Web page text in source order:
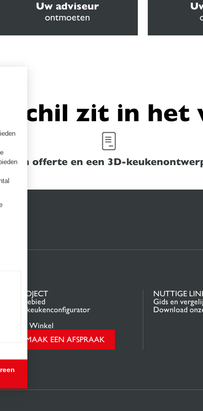
te beheren, en zorgt ervoor dat aan de regelgeving wordt voldaan. Pas uw
Uw adviseur
ontmoeten
zit in het
Een offerte en een 3D-
UW PROJECT
Projectgebied
Uw 3D-keukenconfigurator
Vind uw Winkel
MAAK EEN AFSPRAAK
NUTTIGE
Gids en
Download